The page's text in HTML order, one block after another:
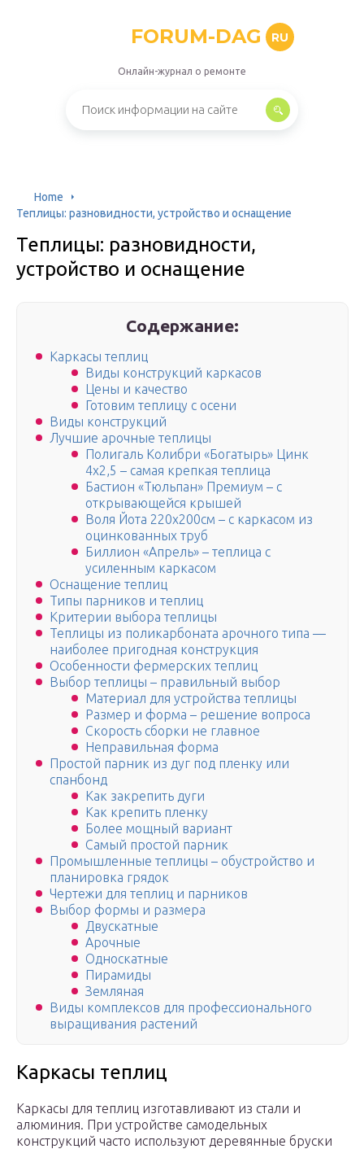
FORUM-DAG RU
Онлайн-журнал о ремонте
Home
Теплицы: разновидности, устройство и оснащение
Теплицы: разновидности,
устройство и оснащение
Содержание:
Каркасы теплиц
Виды конструкций каркасов
Цены и качество
Готовим теплицу с осени
Виды конструкций
Лучшие арочные теплицы
Полигаль Колибри «Богатырь» Цинк
4х2,5 – самая крепкая теплица
Бастион «Тюльпан» Премиум – с
открывающейся крышей
Воля Йота 220х200см – с каркасом из
оцинкованных труб
Биллион «Апрель» – теплица с
усиленным каркасом
Оснащение теплиц
Типы парников и теплиц
Критерии выбора теплицы
Теплицы из поликарбоната арочного типа —
наиболее пригодная конструкция
Особенности фермерских теплиц
Выбор теплицы – правильный выбор
Материал для устройства теплицы
Размер и форма – решение вопроса
Скорость сборки не главное
Неправильная форма
Простой парник из дуг под пленку или
спанбонд
Как закрепить дуги
Как крепить пленку
Более мощный вариант
Самый простой парник
Промышленные теплицы – обустройство и
планировка грядок
Чертежи для теплиц и парников
Выбор формы и размера
Двускатные
Арочные
Односкатные
Пирамиды
Земляная
Виды комплексов для профессионального
выращивания растений
Каркасы теплиц
Каркасы для теплиц изготавливают из стали и
алюминия. При устройстве самодельных
конструкций часто используют деревянные бруски